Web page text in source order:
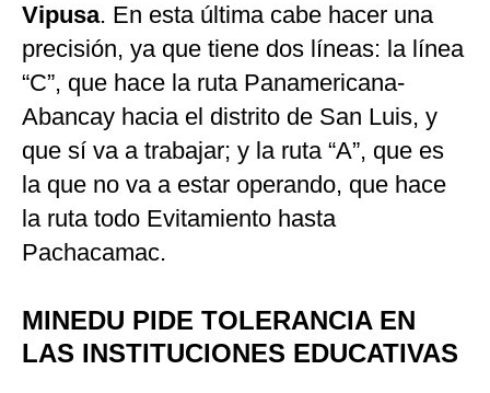
Vipusa. En esta última cabe hacer una
precisión, ya que tiene dos líneas: la línea
“C”, que hace la ruta Panamericana-
Abancay hacia el distrito de San Luis, y
que sí va a trabajar; y la ruta “A”, que es
la que no va a estar operando, que hace
la ruta todo Evitamiento hasta
Pachacamac.
MINEDU PIDE TOLERANCIA EN
LAS INSTITUCIONES EDUCATIVAS